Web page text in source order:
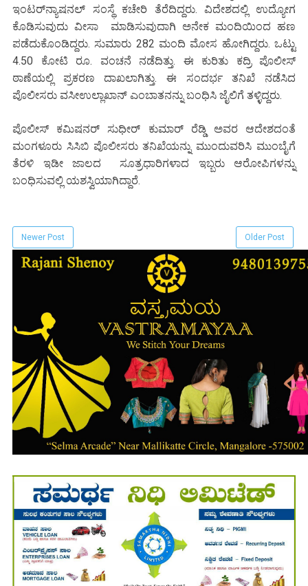
ಇಂಟರ್‌ನ್ಯಾಷನಲ್ ಸಂಸ್ಥೆ ಕಚೇರಿ ತೆರೆದಿದ್ದರು. ವಿದೇಶದಲ್ಲಿ ಉದ್ಯೋಗ
ಕೊಡಿಸುವುದು ವೀಸಾ ಮಾಡಿಸುವುದಾಗಿ ಅನೇಕ ಮಂದಿಯಿಂದ ಹಣ
ಪಡೆದುಕೊಂಡಿದ್ದರು. ಸುಮಾರು 282 ಮಂದಿ ಮೋಸ ಹೋಗಿದ್ದರು. ಒಟ್ಟು
4.50 ಕೋಟಿ ರೂ. ವಂಚನೆ ನಡೆದಿತ್ತು. ಈ ಕುರಿತು ಕದ್ರಿ ಪೊಲೀಸ್
ಠಾಣೆಯಲ್ಲಿ ಪ್ರಕರಣ ದಾಖಲಾಗಿತ್ತು. ಈ ಸಂದರ್ಭ ತನಿಖೆ ನಡೆಸಿದ
ಪೊಲೀಸರು ವಸೀಉಲ್ಲಾಖಾನ್ ಎಂಬಾತನನ್ನು ಬಂಧಿಸಿ ಜೈಲಿಗೆ ತಳ್ಳಿದ್ದರು.
ಪೊಲೀಸ್ ಕಮಿಷನರ್ ಸುಧೀರ್ ಕುಮಾರ್ ರೆಡ್ಡಿ ಅವರ ಆದೇಶದಂತೆ
ಮಂಗಳೂರು ಸಿಸಿಬಿ ಪೊಲೀಸರು ತನಿಖೆಯನ್ನು ಮುಂದುವರಿಸಿ ಮುಂಬೈಗೆ
ತೆರಳಿ ಇಡೀ ಜಾಲದ ಸೂತ್ರಧಾರಿಗಳಾದ ಇಬ್ಬರು ಆರೋಪಿಗಳನ್ನು
ಬಂಧಿಸುವಲ್ಲಿ ಯಶಸ್ವಿಯಾಗಿದ್ದಾರೆ.
Newer Post Older Post